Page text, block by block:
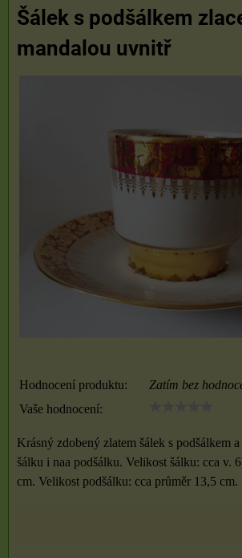
Šálek s podšálkem
mandalou uvnitř
Hodnocení produktu:
Zatím bez
Vaše hodnocení:
Krásný zdobený zlatem šálek s podšálkem
šálku i naa podšálku. Velikost šálku: cca v.
cm. Velikost podšálku: cca průměr 13,5 cm.